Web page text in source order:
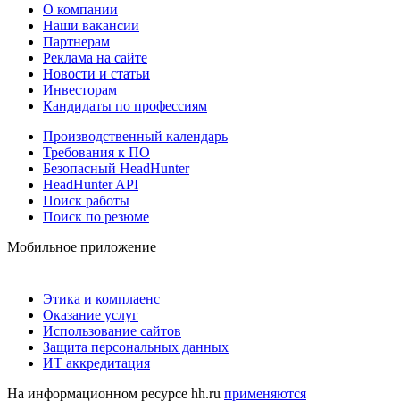
О компании
Наши вакансии
Партнерам
Реклама на сайте
Новости и статьи
Инвесторам
Кандидаты по профессиям
Производственный календарь
Требования к ПО
Безопасный HeadHunter
HeadHunter API
Поиск работы
Поиск по резюме
Мобильное приложение
Этика и комплаенс
Оказание услуг
Использование сайтов
Защита персональных данных
ИТ аккредитация
На информационном ресурсе hh.ru применяются